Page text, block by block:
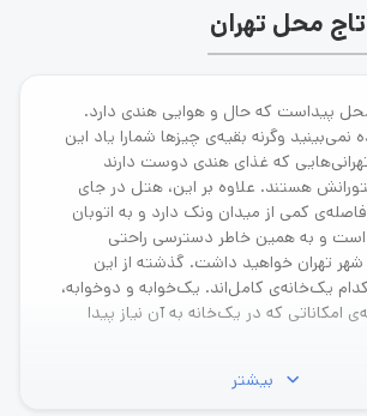
تاج محل تهران
پیداست که حال و هوایی هندی دارد.
نمی‌بینید وگرنه بقیه‌ی چیزها شمارا یاد این
که غذای هندی دوست دارند
هستند. علاوه بر این، هتل در جای
کمی از میدان ونک دارد و به اتوبان
و به همین خاطر دسترسی راحتی
تهران خواهید داشت. گذشته از این
یک‌خانه‌ی کامل‌اند. یک‌خوابه و دوخوابه،
امکاناتی که در یک‌خانه به آن نیاز پیدا
بیشتر